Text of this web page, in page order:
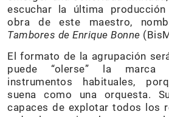
escuchar la última
obra de este maestro,
Tambores de Enrique Bonne
El formato de la agrupación
puede “olerse” la
instrumentos habituales,
suena como una orquesta.
capaces de explotar todos los